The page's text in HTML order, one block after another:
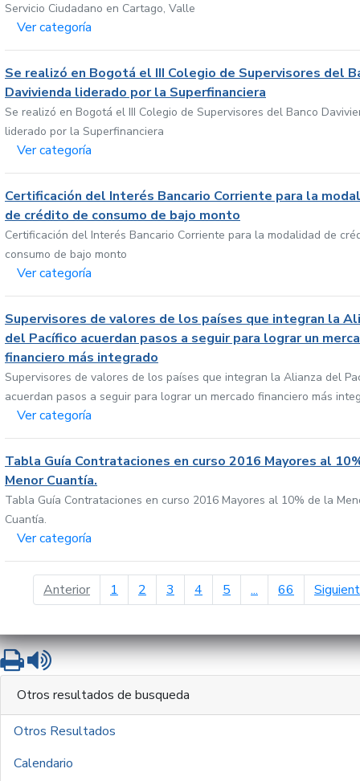
Servicio Ciudadano en Cartago, Valle
Ver categoría
Se realizó en Bogotá el III Colegio de Supervisores del
Davivienda liderado por la Superfinanciera
Se realizó en Bogotá el III Colegio de Supervisores del Banco
liderado por la Superfinanciera
Ver categoría
Certificación del Interés Bancario Corriente para la
de crédito de consumo de bajo monto
Certificación del Interés Bancario Corriente para la modalidad de
consumo de bajo monto
Ver categoría
Supervisores de valores de los países que integran la
del Pacífico acuerdan pasos a seguir para lograr un
financiero más integrado
Supervisores de valores de los países que integran la Alianza del
acuerdan pasos a seguir para lograr un mercado financiero más
Ver categoría
Tabla Guía Contrataciones en curso 2016 Mayores al
Menor Cuantía.
Tabla Guía Contrataciones en curso 2016 Mayores al 10% de la
Cuantía.
Ver categoría
Anteriorpágina anterior
1 2 3 4 5 ... 66
ImprimirLeer contenido
Otros resultados de busqueda
Otros Resultados
Calendario